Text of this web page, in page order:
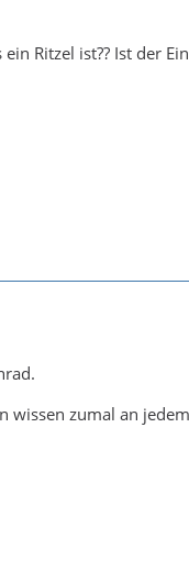
Ritzel ist?? Ist der
wissen zumal an